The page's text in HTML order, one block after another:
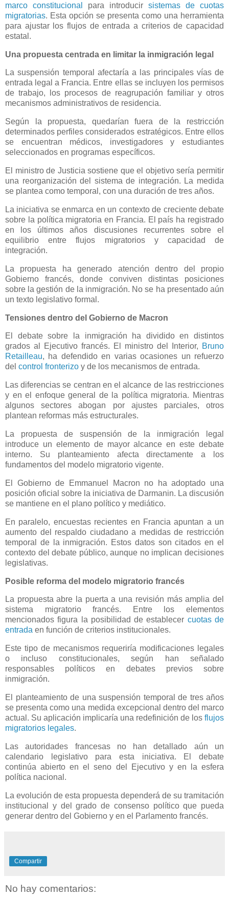
marco constitucional
para introducir sistemas de cuotas
migratorias. Esta opción se presenta como una herramienta
para ajustar los flujos de entrada a criterios de capacidad
estatal.
Una propuesta centrada en limitar la inmigración legal
La suspensión temporal afectaría a las principales vías de
entrada legal a Francia. Entre ellas se incluyen los permisos
de trabajo, los procesos de reagrupación familiar y otros
mecanismos administrativos de residencia.
Según la propuesta, quedarían fuera de la restricción
determinados perfiles considerados estratégicos. Entre ellos
se encuentran médicos, investigadores y estudiantes
seleccionados en programas específicos.
El ministro de Justicia sostiene que el objetivo sería permitir
una reorganización del sistema de integración. La medida
se plantea como temporal, con una duración de tres años.
La iniciativa se enmarca en un contexto de creciente debate
sobre la política migratoria en Francia. El país ha registrado
en los últimos años discusiones recurrentes sobre el
equilibrio entre flujos migratorios y capacidad de
integración.
La propuesta ha generado atención dentro del propio
Gobierno francés, donde conviven distintas posiciones
sobre la gestión de la inmigración. No se ha presentado aún
un texto legislativo formal.
Tensiones dentro del Gobierno de Macron
El debate sobre la inmigración ha dividido en distintos
grados al Ejecutivo francés. El ministro del Interior, Bruno
Retailleau, ha defendido en varias ocasiones un refuerzo
del control fronterizo y de los mecanismos de entrada.
Las diferencias se centran en el alcance de las restricciones
y en el enfoque general de la política migratoria. Mientras
algunos sectores abogan por ajustes parciales, otros
plantean reformas más estructurales.
La propuesta de suspensión de la inmigración legal
introduce un elemento de mayor alcance en este debate
interno. Su planteamiento afecta directamente a los
fundamentos del modelo migratorio vigente.
El Gobierno de Emmanuel Macron no ha adoptado una
posición oficial sobre la iniciativa de Darmanin. La discusión
se mantiene en el plano político y mediático.
En paralelo, encuestas recientes en Francia apuntan a un
aumento del respaldo ciudadano a medidas de restricción
temporal de la inmigración. Estos datos son citados en el
contexto del debate público, aunque no implican decisiones
legislativas.
Posible reforma del modelo migratorio francés
La propuesta abre la puerta a una revisión más amplia del
sistema migratorio francés. Entre los elementos
mencionados figura la posibilidad de establecer cuotas de
entrada en función de criterios institucionales.
Este tipo de mecanismos requeriría modificaciones legales
o incluso constitucionales, según han señalado
responsables políticos en debates previos sobre
inmigración.
El planteamiento de una suspensión temporal de tres años
se presenta como una medida excepcional dentro del marco
actual. Su aplicación implicaría una redefinición de los flujos
migratorios legales.
Las autoridades francesas no han detallado aún un
calendario legislativo para esta iniciativa. El debate
continúa abierto en el seno del Ejecutivo y en la esfera
política nacional.
La evolución de esta propuesta dependerá de su tramitación
institucional y del grado de consenso político que pueda
generar dentro del Gobierno y en el Parlamento francés.
Compartir
No hay comentarios: